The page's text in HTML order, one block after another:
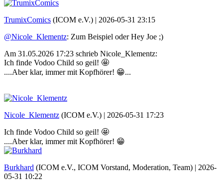
TrumixComics (ICOM e.V.) | 2026-05-31 23:15
@Nicole_Klementz: Zum Beispiel oder Hey Joe ;)
Am 31.05.2026 17:23 schrieb Nicole_Klementz:
Ich finde Vodoo Child so geil! 🤩
....Aber klar, immer mit Kopfhörer! 😁...
Nicole_Klementz (ICOM e.V.) | 2026-05-31 17:23
Ich finde Vodoo Child so geil! 🤩
....Aber klar, immer mit Kopfhörer! 😁
Burkhard (ICOM e.V., ICOM Vorstand, Moderation, Team) | 2026-
05-31 10:22